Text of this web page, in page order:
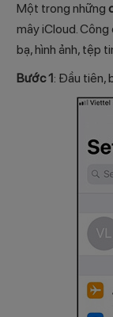
Một trong những
mây iCloud.
bạ, hình ảnh, tệp
Bước 1: Đầu tiên,